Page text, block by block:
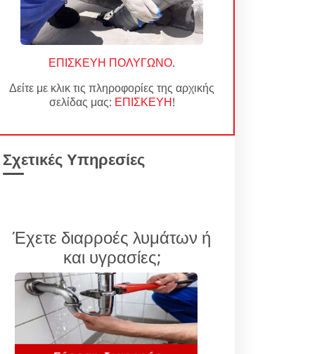
ΕΠΙΣΚΕΥΗ ΠΟΛΥΓΩΝΟ.
Δείτε με κλικ τις πληροφορίες της αρχικής
σελίδας μας: ΕΠΙΣΚΕΥΗ!
Σχετικές Υπηρεσίες
Έχετε διαρροές λυμάτων ή
και υγρασίες;